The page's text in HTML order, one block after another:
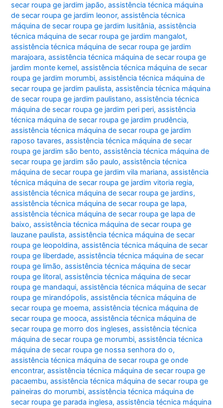
secar roupa ge jardim japão,assistência técnica máquina
de secar roupa ge jardim leonor,assistência técnica
máquina de secar roupa ge jardim lusitânia,assistência
técnica máquina de secar roupa ge jardim mangalot,
assistência técnica máquina de secar roupa ge jardim
marajoara,assistência técnica máquina de secar roupa ge
jardim monte kemel,assistência técnica máquina de secar
roupa ge jardim morumbi,assistência técnica máquina de
secar roupa ge jardim paulista,assistência técnica máquina
de secar roupa ge jardim paulistano,assistência técnica
máquina de secar roupa ge jardim peri peri,assistência
técnica máquina de secar roupa ge jardim prudência,
assistência técnica máquina de secar roupa ge jardim
raposo tavares,assistência técnica máquina de secar
roupa ge jardim são bento,assistência técnica máquina de
secar roupa ge jardim são paulo,assistência técnica
máquina de secar roupa ge jardim vila mariana,assistência
técnica máquina de secar roupa ge jardim vitoria regia,
assistência técnica máquina de secar roupa ge jardins,
assistência técnica máquina de secar roupa ge lapa,
assistência técnica máquina de secar roupa ge lapa de
baixo,assistência técnica máquina de secar roupa ge
lauzane paulista,assistência técnica máquina de secar
roupa ge leopoldina,assistência técnica máquina de secar
roupa ge liberdade,assistência técnica máquina de secar
roupa ge limão,assistência técnica máquina de secar
roupa ge litoral,assistência técnica máquina de secar
roupa ge mandaqui,assistência técnica máquina de secar
roupa ge mirandópolis,assistência técnica máquina de
secar roupa ge moema,assistência técnica máquina de
secar roupa ge mooca,assistência técnica máquina de
secar roupa ge morro dos ingleses,assistência técnica
máquina de secar roupa ge morumbi,assistência técnica
máquina de secar roupa ge nossa senhora do o,
assistência técnica máquina de secar roupa ge onde
encontrar,assistência técnica máquina de secar roupa ge
pacaembu,assistência técnica máquina de secar roupa ge
paineiras do morumbi,assistência técnica máquina de
secar roupa ge parada inglesa,assistência técnica máquina